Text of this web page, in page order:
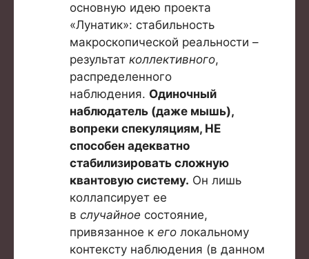
основную идею проекта
«Лунатик»: стабильность
макроскопической реальности –
результат коллективного,
распределенного
наблюдения. Одиночный
наблюдатель (даже мышь),
вопреки спекуляциям, НЕ
способен адекватно
стабилизировать сложную
квантовую систему. Он лишь
коллапсирует ее
в случайное состояние,
привязанное к его локальному
контексту наблюдения (в данном